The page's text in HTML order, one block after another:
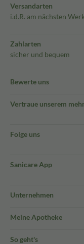
Versandarten
i.d.R. am nächsten
Zahlarten
sicher und bequem
Bewerte uns
Vertraue unserem
Folge uns
Sanicare App
Unternehmen
Meine Apotheke
So geht's